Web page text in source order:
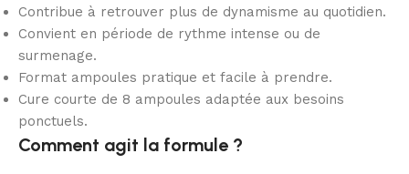
Contribue à retrouver plus de dynamisme au quotidien.
Convient en période de rythme intense ou de
surmenage.
Format ampoules pratique et facile à prendre.
Cure courte de 8 ampoules adaptée aux besoins
ponctuels.
Comment agit la formule ?